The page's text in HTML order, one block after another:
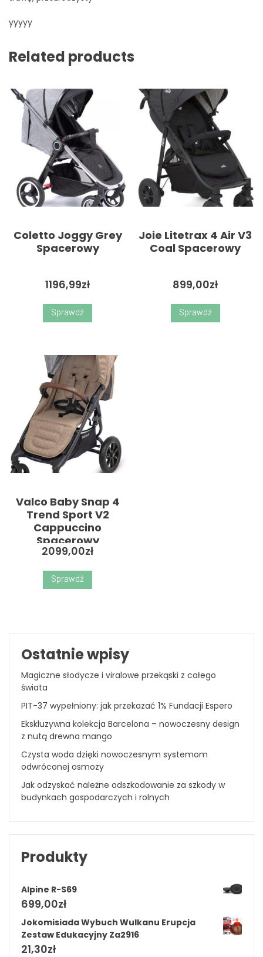
yyyyy
Related products
Coletto Joggy Grey
Spacerowy
1196,99zł
Sprawdź
Joie Litetrax 4 Air V3
Coal Spacerowy
899,00zł
Sprawdź
Valco Baby Snap 4
Trend Sport V2
Cappuccino
Spacerowy
2099,00zł
Sprawdź
Ostatnie wpisy
Magiczne słodycze i viralowe przekąski z całego
świata
PIT-37 wypełniony: jak przekazać 1% Fundacji Espero
Ekskluzywna kolekcja Barcelona – nowoczesny design
z nutą drewna mango
Czysta woda dzięki nowoczesnym systemom
odwróconej osmozy
Jak odzyskać należne odszkodowanie za szkody w
budynkach gospodarczych i rolnych
Produkty
Alpine R-S69
699,00zł
Jokomisiada Wybuch Wulkanu Erupcja
Zestaw Edukacyjny Za2916
21,30zł